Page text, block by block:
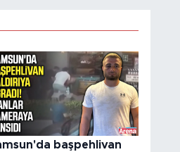
başpehlivan